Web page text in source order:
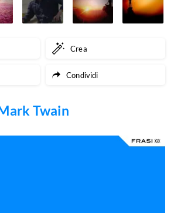
Crea
Condividi
Twain